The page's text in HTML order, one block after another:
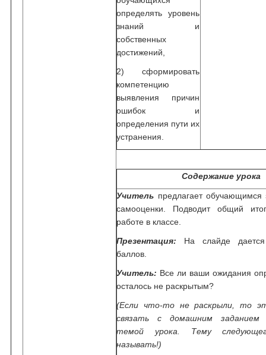
определять уровень
знаний и
собственных
достижений,
2) сформировать
компетенцию
выявления причин
ошибок и
определения пути их
устранения.
Содержание урока
Учитель предлагает обучающимся
самооценки. Подводит общий
работе в классе.
Презентация: На слайде
баллов.
Учитель: Все ли ваши ожидания
осталось не раскрытым?
(Если что-то не раскрыли, то
связать с домашним
темой урока. Тему
называть!)